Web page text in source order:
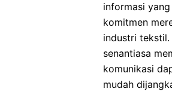
informasi
komitmen
industri tekstil.
senantiasa
komunikasi
mudah